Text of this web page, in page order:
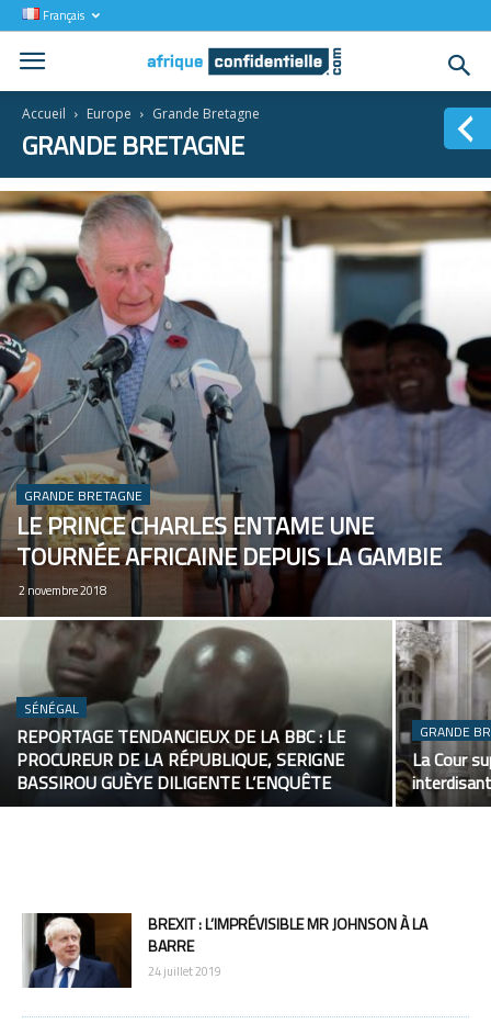
Français
Accueil Europe Grande Bretagne
GRANDE BRETAGNE
GRANDE BRETAGNE
LE PRINCE CHARLES ENTAME UNE
TOURNÉE AFRICAINE DEPUIS LA GAMBIE
2 novembre 2018
SÉNÉGAL
REPORTAGE TENDANCIEUX DE LA BBC : LE
PROCUREUR DE LA RÉPUBLIQUE, SERIGNE
BASSIROU GUÈYE DILIGENTE L’ENQUÊTE
GRANDE
La Cour
BREXIT : L’IMPRÉVISIBLE MR JOHNSON À LA
BARRE
24 juillet 2019